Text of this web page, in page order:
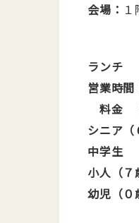
会場：
ランチ
営業時間
料金
シニア
中
小人（
幼児（